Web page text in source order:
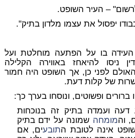
– העיר השופט.
יפסול את עצמו מלדון בתיק".
בו על הפתעה מוחלטת ועל
ניסו להיאחז באווירה הקלילה
לפני כן, אך השופט היה חמור
של קלות דעת.
ופשוטים, ונוסחו בערך כך:
ועמדה בתיק זה בנוכחות
והמומחה שמונה על ידם בתיק
אינה לטובת התובעים, אם